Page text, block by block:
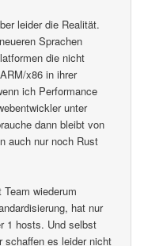
leider die Realität.
Sprachen
die nicht
x86 in ihrer
ich Performance
unter
dann bleibt von
auch nur noch Rust
wiederum
hat nur
1 hosts. Und selbst
schaffen es leider nicht